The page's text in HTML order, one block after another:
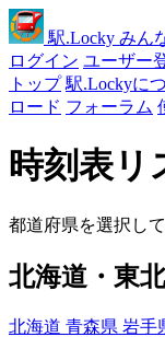
駅.Locky みん
ログイン ユーザー
トップ 駅.Lockyに
ロード フォーラム
時刻表リ
都道府県を選択し
北海道・東北
北海道 青森県 岩手